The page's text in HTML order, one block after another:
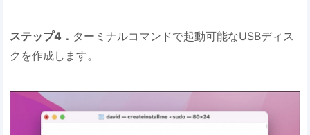
ステップ4． ターミナルコマンドで起動可能なUSBディス
クを作成します。